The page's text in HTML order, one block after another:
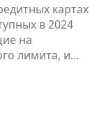
картах
в 2024
на
лимита, и
карты. Также
своим